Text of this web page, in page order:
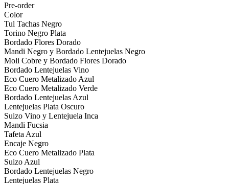
Pre-order
Color
Tul Tachas Negro
Torino Negro Plata
Bordado Flores Dorado
Mandi Negro y Bordado Lentejuelas Negro
Moli Cobre y Bordado Flores Dorado
Bordado Lentejuelas Vino
Eco Cuero Metalizado Azul
Eco Cuero Metalizado Verde
Bordado Lentejuelas Azul
Lentejuelas Plata Oscuro
Suizo Vino y Lentejuela Inca
Mandi Fucsia
Tafeta Azul
Encaje Negro
Eco Cuero Metalizado Plata
Suizo Azul
Bordado Lentejuelas Negro
Lentejuelas Plata